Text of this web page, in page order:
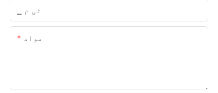
▁ ٹی م
مواد